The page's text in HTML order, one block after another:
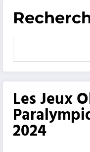
Les Jeux
2024